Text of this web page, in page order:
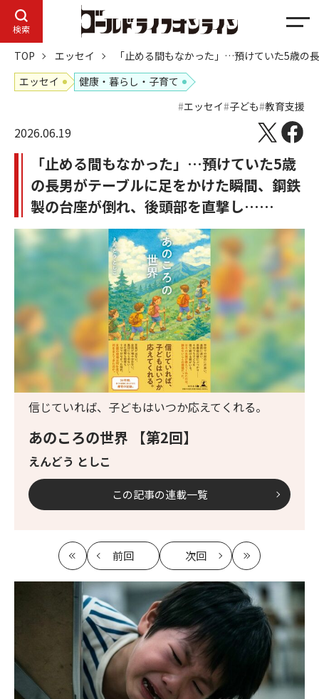
検索
メ
ニ
ュ
TOP エッセイ
「止める間もなかった」…預けていた5歳
エッセイ
健康・暮らし・子育て
エッセイ 子ども 教育支援
2026.06.19
「止める間もなかった」…預けていた5歳
の長男がテーブルに足をかけた瞬間、鋼鉄
製の台座が倒れ、後頭部を直撃し……
あのころの世界 【第2回】
えんどう としこ
信じていれば、子どもはいつか応えてくれる。
この記事の連載一覧
最
初
前回
記
事
へ
次回
記
事
へ
最
新